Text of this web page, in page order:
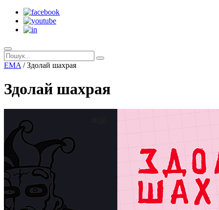
EMA /Здолай шахрая
Здолай шахрая